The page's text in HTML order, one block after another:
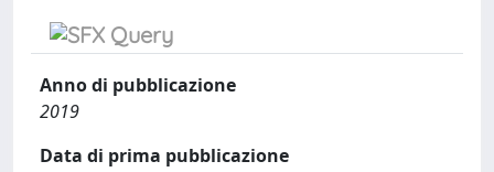
Anno di pubblicazione
2019
Data di prima pubblicazione